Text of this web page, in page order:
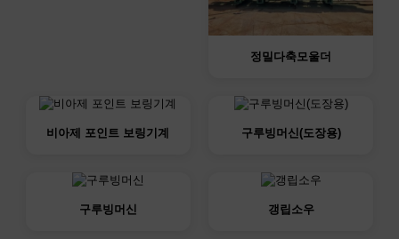
정밀다축모울더
비아제 포인트 보링기계 구루빙머신(도장용)
구루빙머신 갱립소우